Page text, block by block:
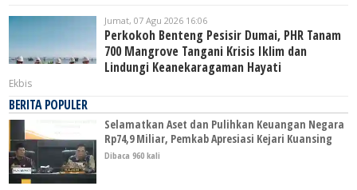
Jumat, 07 Agu 2026 16:06
Perkokoh Benteng Pesisir Dumai, PHR Tanam
700 Mangrove Tangani Krisis Iklim dan
Lindungi Keanekaragaman Hayati
Ekbis
BERITA POPULER
Selamatkan Aset dan Pulihkan Keuangan Negara
Rp74,9 Miliar, Pemkab Apresiasi Kejari Kuansing
Dibaca 960 kali